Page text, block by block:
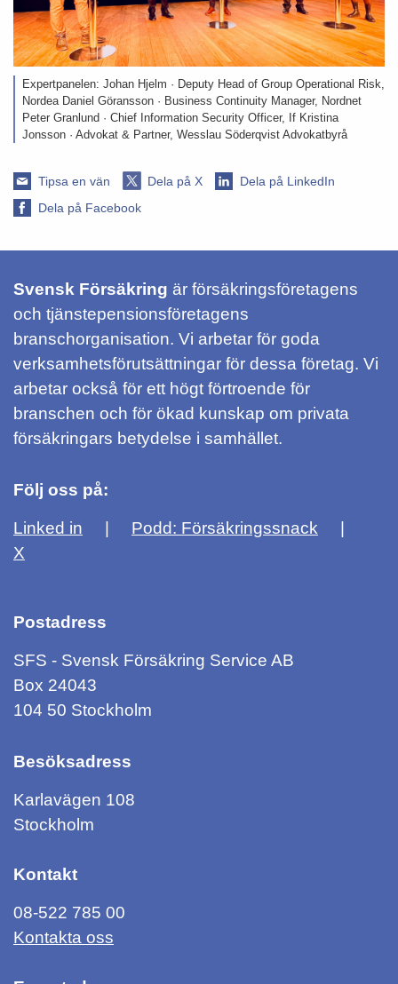
Expertpanelen: Johan Hjelm · Deputy Head of Group Operational Risk,
Nordea Daniel Göransson · Business Continuity Manager, Nordnet
Peter Granlund · Chief Information Security Officer, If Kristina
Jonsson · Advokat & Partner, Wesslau Söderqvist Advokatbyrå
Tipsa en vän Dela på X
Dela på LinkedIn
Dela på Facebook
Svensk Försäkring är försäkringsföretagens
och tjänstepensionsföretagens
branschorganisation. Vi arbetar för goda
verksamhetsförutsättningar för dessa företag. Vi
arbetar också för ett högt förtroende för
branschen och för ökad kunskap om privata
försäkringars betydelse i samhället.
Följ oss på:
Linked in
Podd: Försäkringssnack
X
Postadress
SFS - Svensk Försäkring Service AB
Box 24043
104 50 Stockholm
Besöksadress
Karlavägen 108
Stockholm
Kontakt
08-522 785 00
Kontakta oss